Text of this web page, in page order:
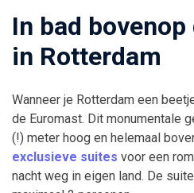
In bad
in Rotterdam
Wanneer je Rotterdam een
de Euromast. Dit monumentale
(!) meter hoog en helemaal
exclusieve suites voor een
nacht weg in eigen land. De